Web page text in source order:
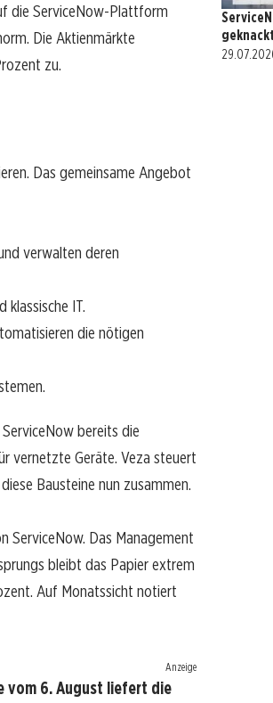
die ServiceNow-Plattform
Die Aktienmärkte
zu.
Das gemeinsame Angebot
verwalten deren
IT.
die nötigen
bereits die
vernetzte Geräte. Veza steuert
Bausteine nun zusammen.
ServiceNow. Das Management
bleibt das Papier extrem
Auf Monatssicht notiert
Anzeige
vom 6. August liefert die
geknackt